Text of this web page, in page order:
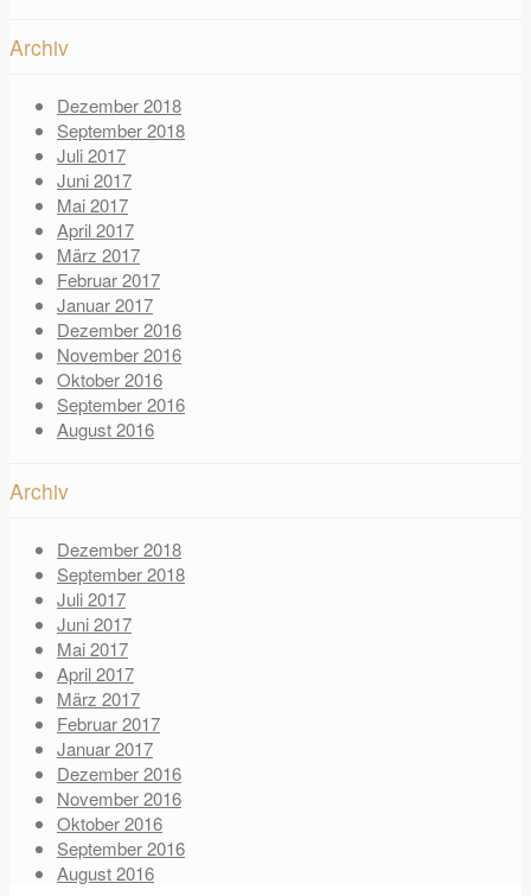
Archiv
Dezember 2018
September 2018
Juli 2017
Juni 2017
Mai 2017
April 2017
März 2017
Februar 2017
Januar 2017
Dezember 2016
November 2016
Oktober 2016
September 2016
August 2016
Archiv
Dezember 2018
September 2018
Juli 2017
Juni 2017
Mai 2017
April 2017
März 2017
Februar 2017
Januar 2017
Dezember 2016
November 2016
Oktober 2016
September 2016
August 2016